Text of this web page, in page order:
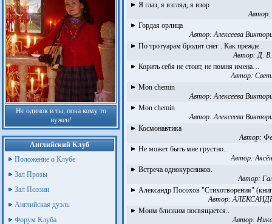
Не одинок и ты, пока кому то
нужен!
Английский Клуб
Положение о Клубе
Зал Прозы
Зал Поэзии
Английская дуэль
Форум Клуба
Я глаз, я взгляд, я взор
Автор:
Гордая орлица
Автор:Алексеева
По тротуарам бродит снег . Как прежде .
Автор:Д.
Корить себя не стоит, не помня имена…
Автор:
Mon chemin
Автор:Алексеева
Mon chemin
Автор:Алексеева
Космонавтика
Автор:
Не может быть мне грустно...
Автор:
Встреча однокурсников.
Автор:
Александр Посохов "Стихотворения"
Автор:
Моим близким посвящается..
Автор: